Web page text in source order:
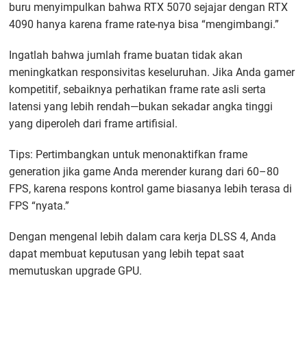
buru menyimpulkan bahwa RTX 5070 sejajar dengan RTX
4090 hanya karena frame rate-nya bisa “mengimbangi.”
Ingatlah bahwa jumlah frame buatan tidak akan
meningkatkan responsivitas keseluruhan. Jika Anda gamer
kompetitif, sebaiknya perhatikan frame rate asli serta
latensi yang lebih rendah—bukan sekadar angka tinggi
yang diperoleh dari frame artifisial.
Tips: Pertimbangkan untuk menonaktifkan frame
generation jika game Anda merender kurang dari 60–80
FPS, karena respons kontrol game biasanya lebih terasa di
FPS “nyata.”
Dengan mengenal lebih dalam cara kerja DLSS 4, Anda
dapat membuat keputusan yang lebih tepat saat
memutuskan upgrade GPU.